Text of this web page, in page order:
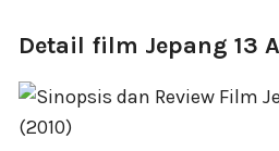
Detail film Jepang 13